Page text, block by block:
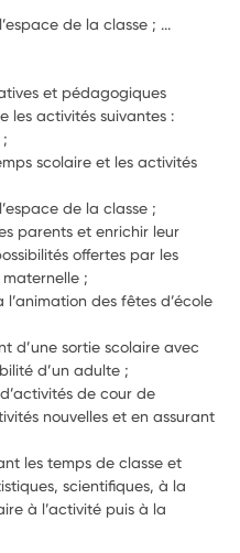
de la classe ; ...
scolaire et les activités
parents et enrichir leur
offertes par les
des fêtes d’école
d’une sortie scolaire avec
de cour de
nouvelles et en assurant
les temps de classe et
scientifiques, à la
à l’activité puis à la